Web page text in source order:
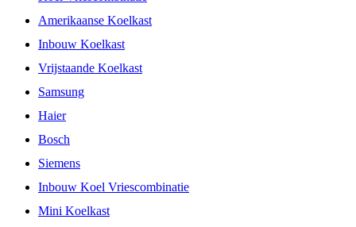
Amerikaanse Koelkast
Inbouw Koelkast
Vrijstaande Koelkast
Samsung
Haier
Bosch
Siemens
Inbouw Koel Vriescombinatie
Mini Koelkast